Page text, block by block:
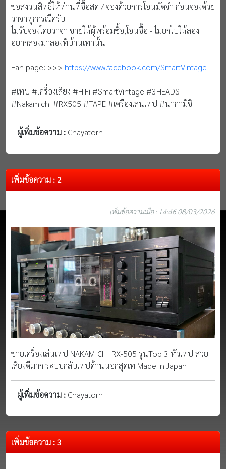
ขอสงวนสิทธิ์ให้ท่านที่ซื้อสด / จองด้วยการโอนมัดจำ ก่อนจองด้วย
วาจาทุกกรณีครับ
ไม่รับจองโดยวาจา ขายให้ผู้พร้อมซื้อ,โอนซื้อ - ไม่ยกไปให้ลอง
อยากลองมาลองที่บ้านเท่านั้น
Fan page: >>> https://www.facebook.com/SmartVintage
#เทป #เครื่องเสียง #HiFi #SmartVintage #3HEADS
#Nakamichi #RX505 #TAPE #เครื่องเล่นเทป #นากามิชิ
ผู้เพิ่มข้อความ : Chayatorn
เพิ่มข้อความ : 2
เพิ่มข้อความเมื่อ : 14:46 08/03/2026
ขายเครื่องเล่นเทป NAKAMICHI RX-505 รุ่นTop 3 หัวเทป สวย
เสียงดีมาก ระบบกลับเทปด้านนอกสุดเท่ Made in Japan
ผู้เพิ่มข้อความ : Chayatorn
เพิ่มข้อความ : 3